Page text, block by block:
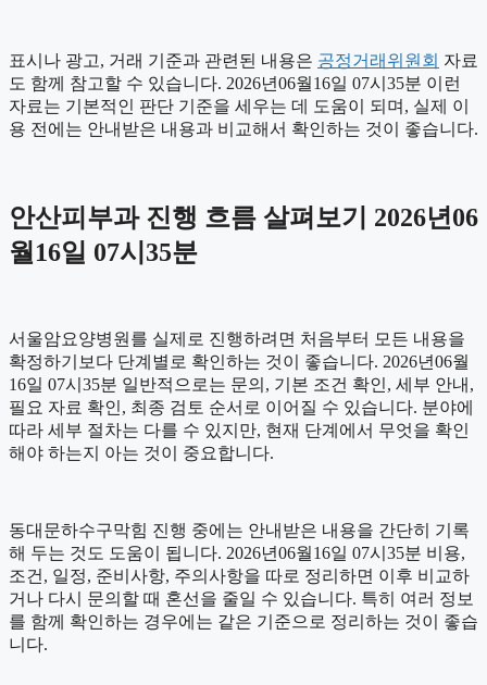
표시나 광고, 거래 기준과 관련된 내용은 공정거래위원회 자료
도 함께 참고할 수 있습니다. 2026년06월16일 07시35분 이런
자료는 기본적인 판단 기준을 세우는 데 도움이 되며, 실제 이
용 전에는 안내받은 내용과 비교해서 확인하는 것이 좋습니다.
안산피부과 진행 흐름 살펴보기 2026년06
월16일 07시35분
서울암요양병원를 실제로 진행하려면 처음부터 모든 내용을
확정하기보다 단계별로 확인하는 것이 좋습니다. 2026년06월
16일 07시35분 일반적으로는 문의, 기본 조건 확인, 세부 안내,
필요 자료 확인, 최종 검토 순서로 이어질 수 있습니다. 분야에
따라 세부 절차는 다를 수 있지만, 현재 단계에서 무엇을 확인
해야 하는지 아는 것이 중요합니다.
동대문하수구막힘 진행 중에는 안내받은 내용을 간단히 기록
해 두는 것도 도움이 됩니다. 2026년06월16일 07시35분 비용,
조건, 일정, 준비사항, 주의사항을 따로 정리하면 이후 비교하
거나 다시 문의할 때 혼선을 줄일 수 있습니다. 특히 여러 정보
를 함께 확인하는 경우에는 같은 기준으로 정리하는 것이 좋습
니다.